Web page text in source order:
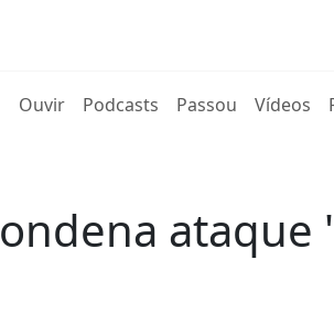
Ouvir(current)
Podcasts Passou Vídeos